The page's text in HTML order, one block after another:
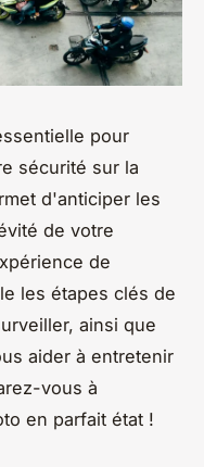
pour
sécurité sur la
d'anticiper les
de votre
de
les étapes clés de
ainsi que
aider à entretenir
vous à
en parfait état !